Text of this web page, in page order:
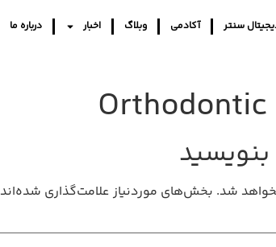
سنتر آکادمی وبلاگ اخبار درباره ما
بنویسید
شد. بخش‌های موردنیاز علامت‌گذاری شده‌اند